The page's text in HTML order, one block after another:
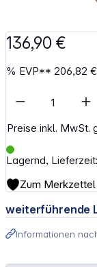
136,90 €
% EVP** 206,82 €
Preise inkl. MwSt.
Lagernd,
Artikel
Zum
weiterführende
Informationen